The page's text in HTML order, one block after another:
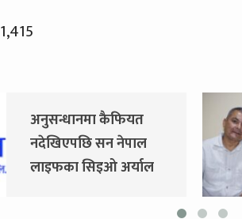
1,415
अनुसन्धानमा कैफियत
नदेखिएपछि सन नेपाल
लाइफका सिइओ अर्याल